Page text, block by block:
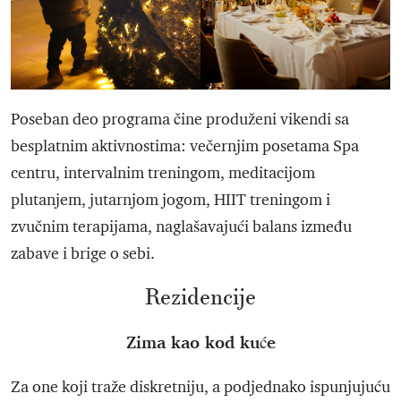
Poseban deo programa čine produženi vikendi sa
besplatnim aktivnostima: večernjim posetama Spa
centru, intervalnim treningom, meditacijom
plutanjem, jutarnjom jogom, HIIT treningom i
zvučnim terapijama, naglašavajući balans između
zabave i brige o sebi.
Rezidencije
Zima kao kod kuće
Za one koji traže diskretniju, a podjednako ispunjujuću